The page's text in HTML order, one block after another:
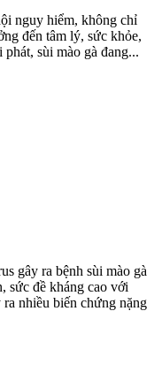
nguy hiểm, không chỉ
đến tâm lý, sức khỏe,
sùi mào gà đang...
gây ra bệnh sùi mào gà
sức đề kháng cao với
nhiều biến chứng nặng